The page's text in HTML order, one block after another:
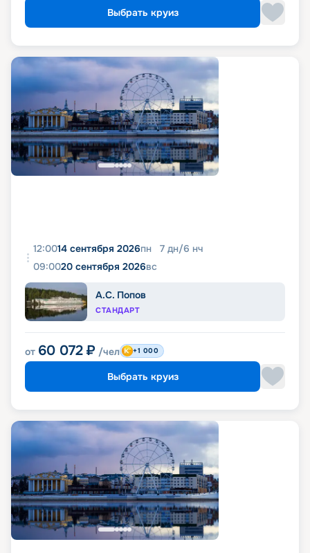
Выбрать круиз
12:0014 сентября 2026пн 7 дн/6 нч
09:0020 сентября 2026вс
А.С. Попов
СТАНДАРТ
от 60 072 ₽ /чел +1 000
Выбрать круиз